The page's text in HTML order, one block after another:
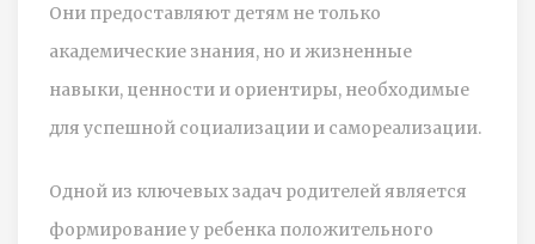
Они предоставляют детям не только
академические знания, но и жизненные
навыки, ценности и ориентиры, необходимые
для успешной социализации и самореализации.
Одной из ключевых задач родителей является
формирование у ребенка положительного